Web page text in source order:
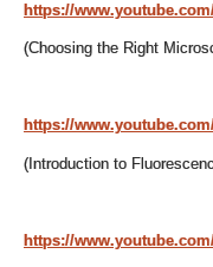
https://
(Choosing the Right
https://
(Introduction to
https://